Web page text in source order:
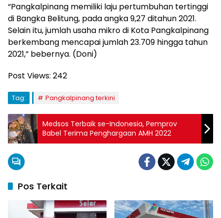
“Pangkalpinang memiliki laju pertumbuhan tertinggi
di Bangka Belitung, pada angka 9,27 ditahun 2021.
Selain itu, jumlah usaha mikro di Kota Pangkalpinang
berkembang mencapai jumlah 23.709 hingga tahun
2021,” bebernya. (Doni)
Post Views: 242
Tag: Pangkalpinang terkini
Medsos Terbaik se-Indonesia, Pemprov
Babel Terima Penghargaan AMH 2022
Pos Terkait